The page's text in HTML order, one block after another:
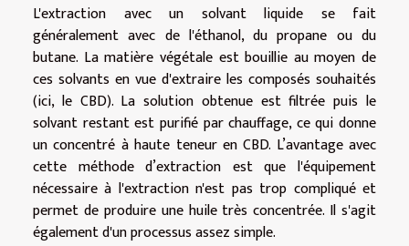
L'extraction avec un solvant liquide se fait
généralement avec de l'éthanol, du propane ou du
butane. La matière végétale est bouillie au moyen de
ces solvants en vue d'extraire les composés souhaités
(ici, le CBD). La solution obtenue est filtrée puis le
solvant restant est purifié par chauffage, ce qui donne
un concentré à haute teneur en CBD. L’avantage avec
cette méthode d’extraction est que l'équipement
nécessaire à l'extraction n'est pas trop compliqué et
permet de produire une huile très concentrée. Il s'agit
également d'un processus assez simple.